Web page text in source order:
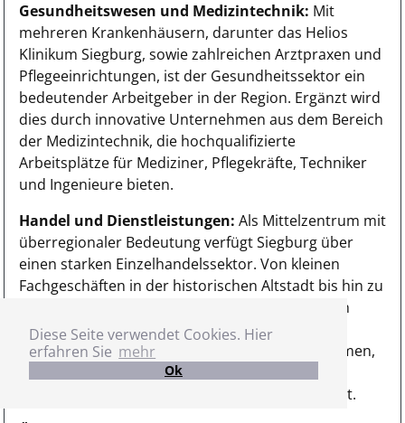
Diese Seite verwendet Cookies. Hier
erfahren Sie mehr
Ok
Gesundheitswesen und Medizintechnik: Mit
mehreren Krankenhäusern, darunter das Helios
Klinikum Siegburg, sowie zahlreichen Arztpraxen und
Pflegeeinrichtungen, ist der Gesundheitssektor ein
bedeutender Arbeitgeber in der Region. Ergänzt wird
dies durch innovative Unternehmen aus dem Bereich
der Medizintechnik, die hochqualifizierte
Arbeitsplätze für Mediziner, Pflegekräfte, Techniker
und Ingenieure bieten.
Handel und Dienstleistungen: Als Mittelzentrum mit
überregionaler Bedeutung verfügt Siegburg über
einen starken Einzelhandelssektor. Von kleinen
Fachgeschäften in der historischen Altstadt bis hin zu
modernen Einkaufszentren bietet dieser Bereich
vielfältige Beschäftigungsmöglichkeiten. Zudem
haben sich zahlreiche Dienstleistungsunternehmen,
insbesondere aus den Bereichen IT und
Unternehmensberatung, in Siegburg angesiedelt.